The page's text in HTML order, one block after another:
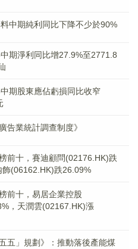
中期純利同比下降不少於90%
期淨利同比增27.9%至2771.8
期股東應佔虧損同比收窄
告業統計調查制度》
前十，賽迪顧問(02176.HK)跌
(06162.HK)跌26.09%
前十，易居企業控股
，天潤雲(02167.HK)漲
五」規劃》：推動落後產能煤